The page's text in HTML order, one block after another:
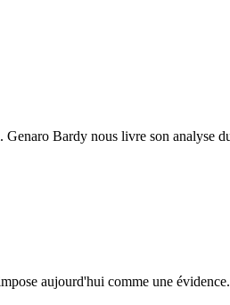
Genaro Bardy nous livre son analyse
aujourd'hui comme une